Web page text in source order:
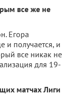
все же не
Егора
и получается, и
все никак не
для 19-
матчах Лиги